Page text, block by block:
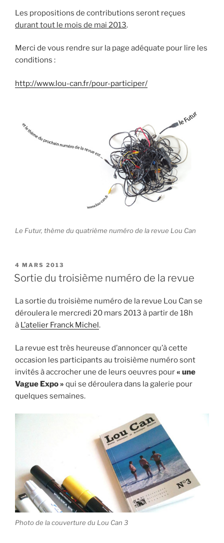
Les propositions de contributions seront reçues
durant tout le mois de mai 2013.
Merci de vous rendre sur la page adéquate pour lire les
conditions :
http://www.lou-can.fr/pour-participer/
Le Futur, thème du quatrième numéro de la revue Lou Can
PUBLIÉ
LE
4 MARS 2013
Sortie du troisième numéro de la revue
La sortie du troisième numéro de la revue Lou Can se
déroulera le mercredi 20 mars 2013 à partir de 18h
à L’atelier Franck Michel.
La revue est très heureuse d’annoncer qu’à cette
occasion les participants au troisième numéro sont
invités à accrocher une de leurs oeuvres pour« une
Vague Expo » qui se déroulera dans la galerie pour
quelques semaines.
Photo de la couverture du Lou Can 3